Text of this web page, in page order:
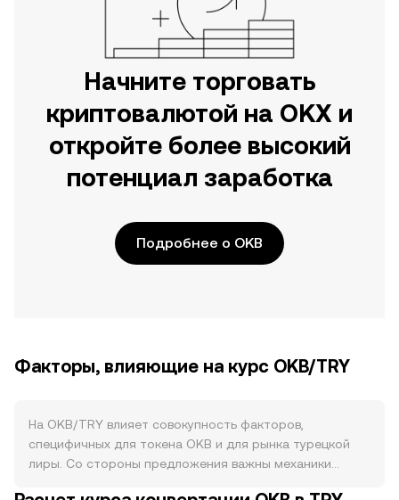
Начните торговать
криптовалютой на OKX и
откройте более высокий
потенциал заработка
Подробнее о OKB
Факторы, влияющие на курс OKB/TRY
На OKB/TRY влияет совокупность факторов,
специфичных для токена OKB и для рынка турецкой
лиры. Со стороны предложения важны механики